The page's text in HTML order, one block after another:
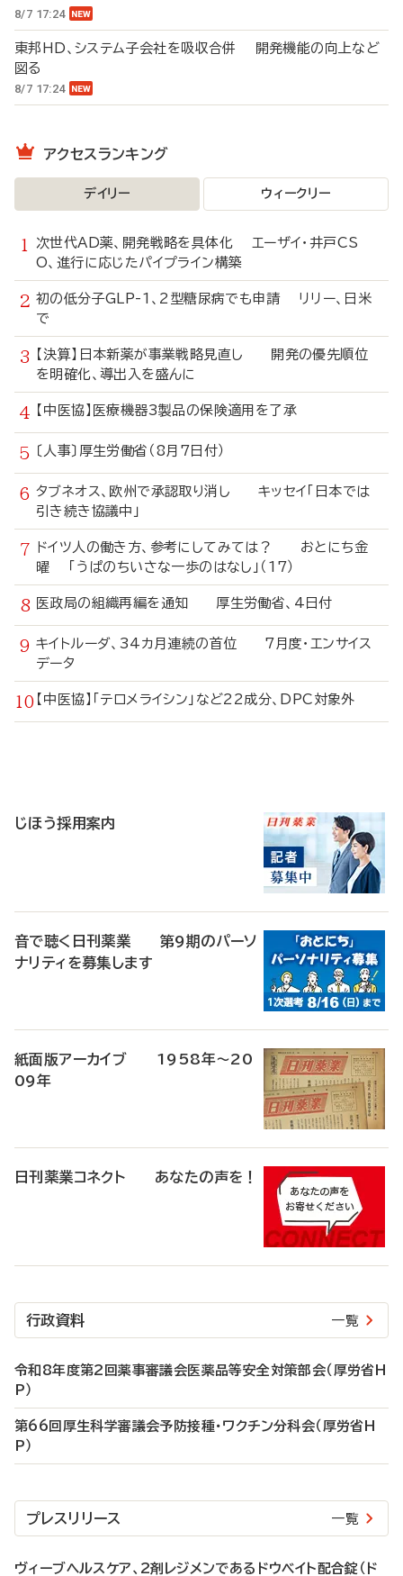
8/7 17:24
東邦HD、システム子会社を吸収合併 開発機能の向上など
図る
8/7 17:24
アクセスランキング
デイリー ウィークリー
次世代AD薬、開発戦略を具体化 エーザイ・井戸CS
O、進行に応じたパイプライン構築
初の低分子GLP-1、2型糖尿病でも申請 リリー、日米
で
【決算】日本新薬が事業戦略見直し 開発の優先順位
を明確化、導出入を盛んに
【中医協】医療機器3製品の保険適用を了承
〔人事〕厚生労働省（8月7日付）
タブネオス、欧州で承認取り消し キッセイ「日本では
引き続き協議中」
ドイツ人の働き方、参考にしてみては？ おとにち金
曜 「うぱのちいさな一歩のはなし」（17）
医政局の組織再編を通知 厚生労働省、4日付
キイトルーダ、34カ月連続の首位 7月度・エンサイス
データ
【中医協】「テロメライシン」など22成分、DPC対象外
じほう採用案内
音で聴く日刊薬業 第9期のパーソ
ナリティを募集します
紙面版アーカイブ 1958年～20
09年
日刊薬業コネクト あなたの声を！
行政資料 一覧
令和8年度第2回薬事審議会医薬品等安全対策部会（厚労省H
P）
第66回厚生科学審議会予防接種・ワクチン分科会（厚労省H
P）
プレスリリース 一覧
ヴィーブヘルスケア、2剤レジメンであるドウベイト配合錠（ド